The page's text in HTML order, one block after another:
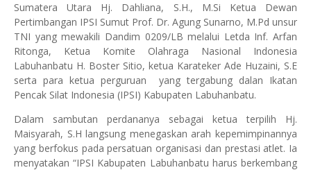
Sumatera Utara Hj. Dahliana, S.H., M.Si Ketua Dewan
Pertimbangan IPSI Sumut Prof. Dr. Agung Sunarno, M.Pd unsur
TNI yang mewakili Dandim 0209/LB melalui Letda Inf. Arfan
Ritonga, Ketua Komite Olahraga Nasional Indonesia
Labuhanbatu H. Boster Sitio, ketua Karateker Ade Huzaini, S.E
serta para ketua perguruan yang tergabung dalan Ikatan
Pencak Silat Indonesia (IPSI) Kabupaten Labuhanbatu.
Dalam sambutan perdananya sebagai ketua terpilih Hj.
Maisyarah, S.H langsung menegaskan arah kepemimpinannya
yang berfokus pada persatuan organisasi dan prestasi atlet. Ia
menyatakan “IPSI Kabupaten Labuhanbatu harus berkembang